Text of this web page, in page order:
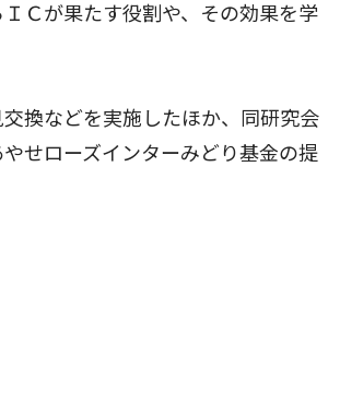
Ｃが果たす役割や、その効果を学
換などを実施したほか、同研究会
せローズインターみどり基金の提